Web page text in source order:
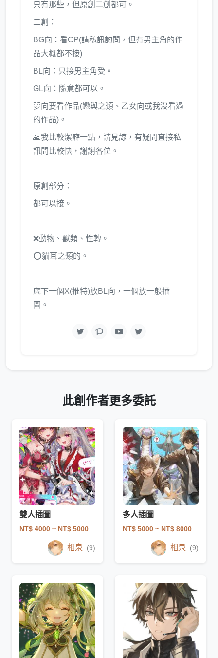
只有那些，但原創二創都可。
二創：
BG向：看CP(請私訊詢問，但有男主角的作
品大概都不接)
BL向：只接男主角受。
GL向：隨意都可以。
夢向要看作品(戀與之類、乙女向或我沒看過
的作品)。
🙏我比較潔癖一點，請見諒，有疑問直接私
訊問比較快，謝謝各位。
原創部分：
都可以接。
❌動物、獸類、性轉。
⭕貓耳之類的。
底下一個X(推特)放BL向，一個放一般插
圖。
此創作者更多委託
雙人插圖
NT$ 4000 ~ NT$ 5000
相泉 (9)
多人插圖
NT$ 5000 ~ NT$ 8000
相泉 (9)